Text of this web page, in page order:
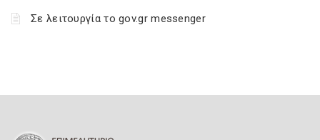
Σε λειτουργία το gov.gr messenger